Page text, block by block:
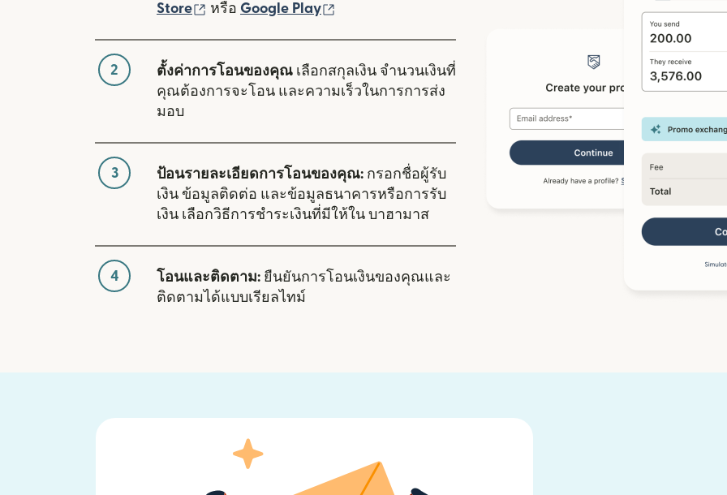
Store
(เปิดในหน้าต่างใหม่)
หรือ Google Play
2 ตั้งค่าการโอนของคุณ เลือกสกุลเงิน จำนวนเงินที่
คุณต้องการจะโอน และความเร็วในการการส่ง
มอบ
3 ป้อนรายละเอียดการโอนของคุณ: กรอกชื่อผู้รับ
เงิน ข้อมูลติดต่อ และข้อมูลธนาคารหรือการรับ
เงิน เลือกวิธีการชำระเงินที่มีให้ใน บาฮามาส
4 โอนและติดตาม: ยืนยันการโอนเงินของคุณและ
ติดตามได้แบบเรียลไทม์